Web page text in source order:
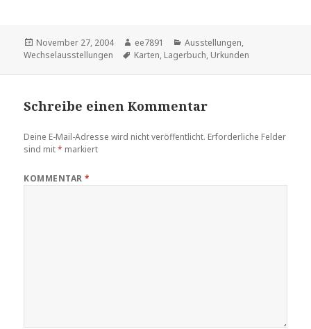
Veröffentlicht
am
November 27, 2004 Autor
ee7891 Kategorien
Ausstellungen,
Wechselausstellungen
Schlagwörter
Karten, Lagerbuch, Urkunden
Schreibe einen Kommentar
Deine E-Mail-Adresse wird nicht veröffentlicht. Erforderliche Felder
sind mit* markiert
KOMMENTAR*